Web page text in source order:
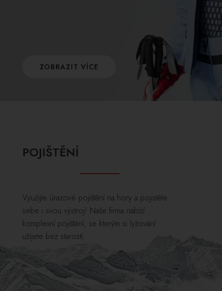
ZOBRAZIT VÍCE
POJIŠTĚNÍ
Využijte úrazové pojištění na hory a pojistěte
sebe i svou výstroj! Naše firma nabízí
komplexní pojištění, se kterým si lyžování
užijete bez starostí.